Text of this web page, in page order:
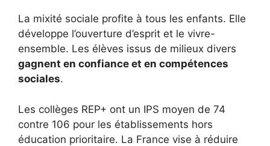
La mixité sociale profite à tous les enfants. Elle
développe l’ouverture d’esprit et le vivre-
ensemble. Les élèves issus de milieux divers
gagnent en confiance et en compétences
sociales.
Les collèges REP+ ont un IPS moyen de 74
contre 106 pour les établissements hors
éducation prioritaire. La France vise à réduire